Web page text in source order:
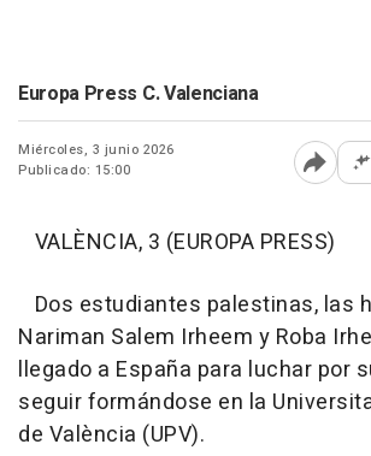
Europa Press C. Valenciana
Miércoles, 3 junio 2026
Publicado: 15:00
Abrir
VALÈNCIA, 3 (EUROPA PRESS)
Dos estudiantes palestinas, las
Nariman Salem Irheem y Roba
llegado a España para luchar por
seguir formándose en la
de València (UPV).